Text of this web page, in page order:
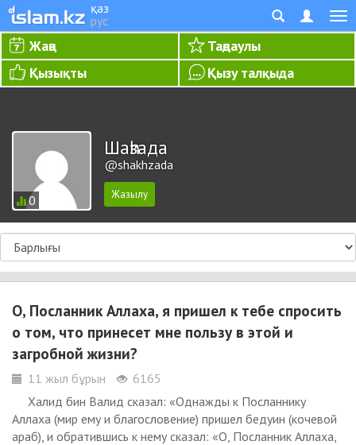
қаз
рус
Жаңа
Таңдаулы
Қызықты
Қызу талқыда
0
Шаһзада
@shakhzada
О, Посланник Аллаха, я пришел к тебе спросить
о том, что принесет мне пользу в этой и
загробной жизни?
11 жыл бұрын
6165
Халид бин Валид сказал: «Однажды к Посланнику
Аллаха (мир ему и благословение) пришел бедуин (кочевой
араб), и обратившись к нему сказал: «О, Посланник Аллаха,